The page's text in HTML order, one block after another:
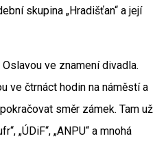
skupina „Hradišťan“ a její
ve znamení divadla.
ve čtrnáct hodin na náměstí a
směr zámek. Tam už
„ÚDiF“, „ANPU“ a mnohá